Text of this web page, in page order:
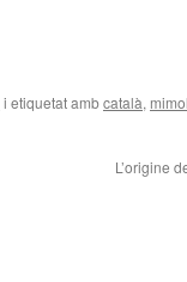
i etiquetat ambcatalà,
L’origine